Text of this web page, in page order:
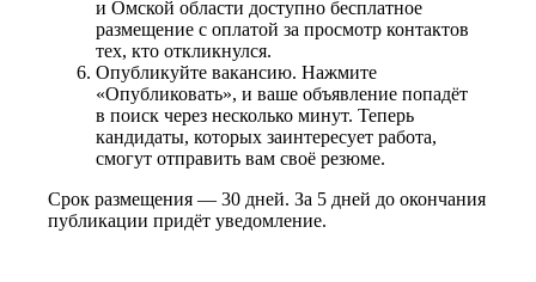
и Омской области доступно бесплатное
размещение с оплатой за просмотр контактов
тех, кто откликнулся.
Опубликуйте вакансию. Нажмите
«Опубликовать», и ваше объявление попадёт
в поиск через несколько минут. Теперь
кандидаты, которых заинтересует работа,
смогут отправить вам своё резюме.
Срок размещения — 30 дней. За 5 дней до окончания
публикации придёт уведомление.